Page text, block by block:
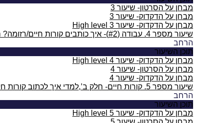
מבחן על הסרטון- שיעור 3
מבחן על הדקדוק- שיעור 3
מבחן על הדקדוק- שיעור 3 High level
שיעור מספר 4. עבודה (#2)- איך כותבים קורות חיים/רזומה? חלק א’. וגם- מהו משרת החלומות שלך?
הרחב
תוכן השיעור
מבחן על הדקדוק- שיעור 4 High level
מבחן על הסרטון- שיעור 4
מבחן על הדקדוק- שיעור 4
שיעור מספר 5. קורות חיים- חלק ב’,למדי איך לכתוב קורות חיים/רזומה באופן מושלם באנגלית. התנסי לעשות זאת באנגלית!
הרחב
תוכן השיעור
מבחן על הדקדוק- שיעור 5 High level